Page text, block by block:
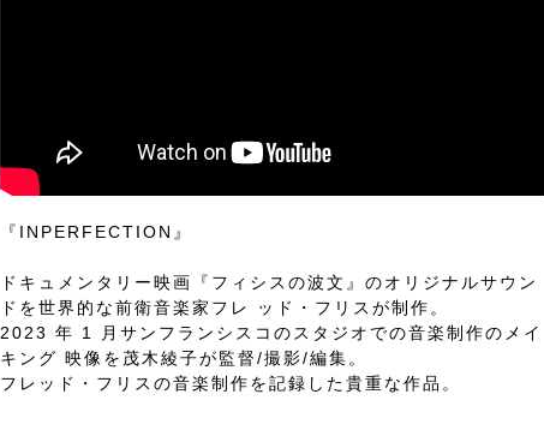
『INPERFECTION』
ドキュメンタリー映画『フィシスの波⽂』のオリジナルサウン
ドを世界的な前衛⾳楽家フレ ッド・フリスが制作。
2023 年 1 ⽉サンフランシスコのスタジオでの⾳楽制作のメイ
キング 映像を茂木綾子が監督/撮影/編集。
フレッド・フリスの音楽制作を記録した貴重な作品。